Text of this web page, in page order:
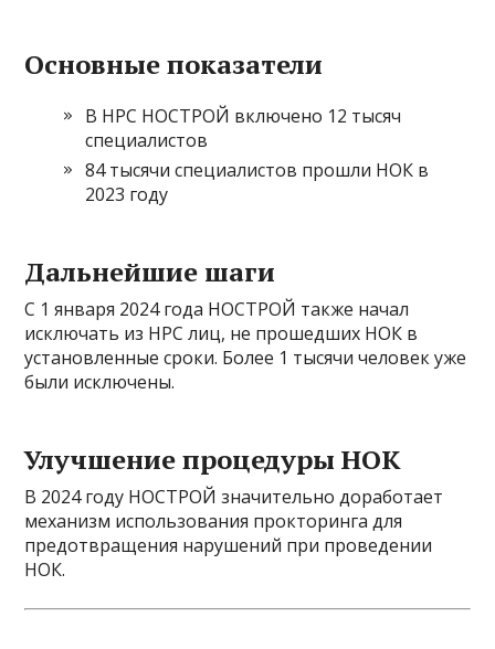
Основные показатели
В НРС НОСТРОЙ включено 12 тысяч
специалистов
84 тысячи специалистов прошли НОК в
2023 году
Дальнейшие шаги
С 1 января 2024 года НОСТРОЙ также начал
исключать из НРС лиц, не прошедших НОК в
установленные сроки. Более 1 тысячи человек уже
были исключены.
Улучшение процедуры НОК
В 2024 году НОСТРОЙ значительно доработает
механизм использования прокторинга для
предотвращения нарушений при проведении
НОК.